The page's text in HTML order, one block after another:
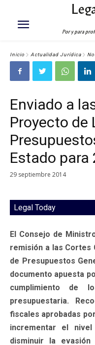
Por y para
Inicio Actualidad Jurídica
Enviado a
Proyecto de
Estado para
29 septiembre 2014
Legal Today
El Consejo de
remisión a las Cortes
de Presupuestos
documento apuesta
cumplimiento de
presupuestaria.
fiscales aprobadas
incrementar el
disminuir la